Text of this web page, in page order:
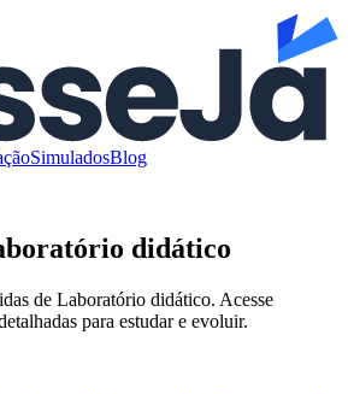
SimuladosBlog
didático
de Laboratório didático. Acesse
para estudar e evoluir.